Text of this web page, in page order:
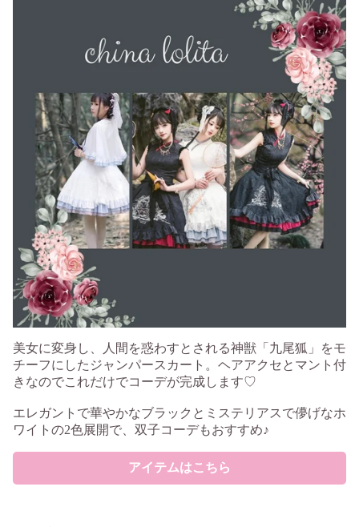
美女に変身し、人間を惑わすとされる神獣「九尾狐」をモ
チーフにしたジャンパースカート。ヘアアクセとマント付
きなのでこれだけでコーデが完成します♡
エレガントで華やかなブラックとミステリアスで儚げなホ
ワイトの2色展開で、双子コーデもおすすめ♪
アイテムはこちら